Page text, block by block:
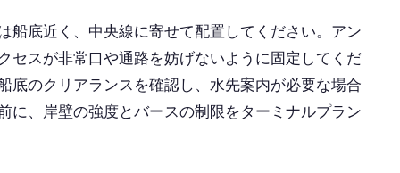
船底近く、中央線に寄せて配置してください。アン
セスが非常口や通路を妨げないように固定してくだ
底のクリアランスを確認し、水先案内が必要な場合
に、岸壁の強度とバースの制限をターミナルプラン